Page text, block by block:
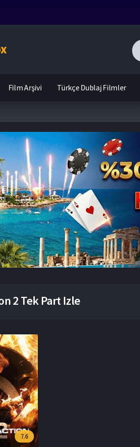
Film Arşivi Türkçe Dublaj Filmler
2 Tek Part Izle
7.6